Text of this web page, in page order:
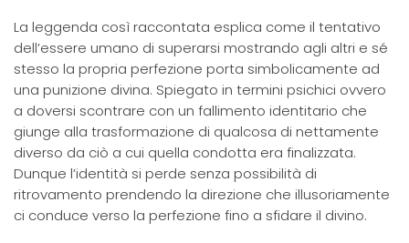
La leggenda così raccontata esplica come il tentativo
dell’essere umano di superarsi mostrando agli altri e sé
stesso la propria perfezione porta simbolicamente ad
una punizione divina. Spiegato in termini psichici ovvero
a doversi scontrare con un fallimento identitario che
giunge alla trasformazione di qualcosa di nettamente
diverso da ciò a cui quella condotta era finalizzata.
Dunque l’identità si perde senza possibilità di
ritrovamento prendendo la direzione che illusoriamente
ci conduce verso la perfezione fino a sfidare il divino.